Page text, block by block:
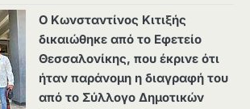
Ο Κωνσταντίνος Κιτιξής
δικαιώθηκε από το Εφετείο
Θεσσαλονίκης, που έκρινε ότι
ήταν παράνομη η διαγραφή του
από το Σύλλογο Δημοτικών